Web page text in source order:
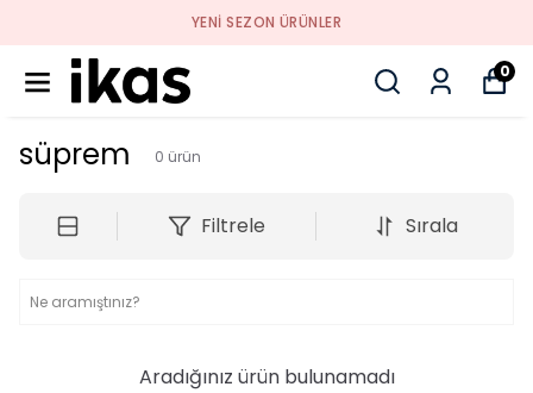
YENI SEZON ÜRÜNLER
0
süprem 0 ürün
Filtrele Sırala
Aradığınız ürün bulunamadı